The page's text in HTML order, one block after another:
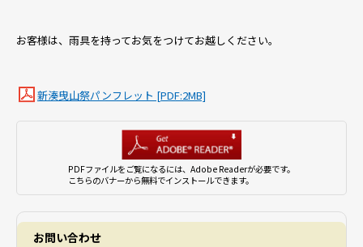
お客様は、雨具を持ってお気をつけてお越しください。
新湊曳山祭パンフレット [PDF:2MB]
PDFファイルをご覧になるには、Adobe Readerが必要です。
こちらのバナーから無料でインストールできます。
お問い合わせ